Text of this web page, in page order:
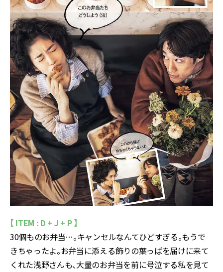
【 ITEM : D + J + P 】
30個ものお弁当…。キャンセルなんてひどすぎる。もうで
きちゃったよ。お弁当に添える飾りの葉っぱを届けに来て
くれた浅野さんも、大量のお弁当を前に号泣する私を見て